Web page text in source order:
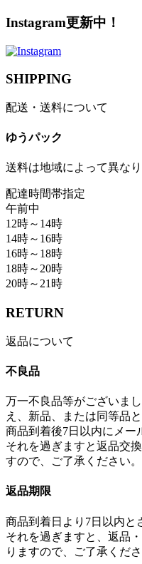
Instagram更新中！
SHIPPING
配送・送料について
ゆうパック
送料は地域によって異なり
配達時間帯指定
午前中
12時～14時
14時～16時
16時～18時
18時～20時
20時～21時
RETURN
返品について
不良品
万一不良品等がございま
え、新品、または同等品
商品到着後7日以内にメー
それを過ぎますと返品交
すので、ご了承ください。
返品期限
商品到着日より7日以内と
それを過ぎますと、返品
りますので、ご了承くださ